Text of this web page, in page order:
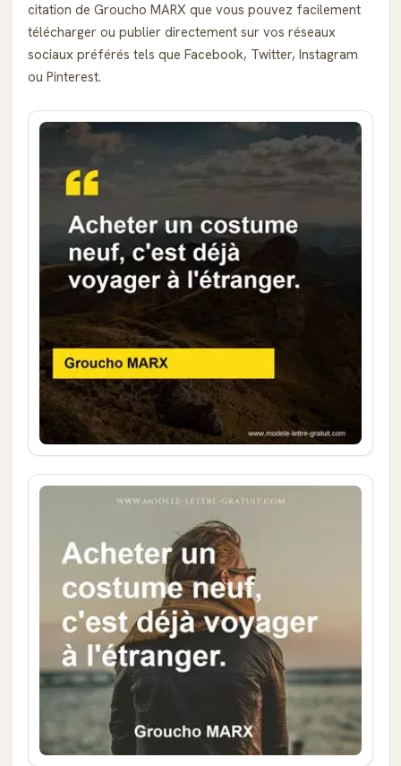
citation de Groucho MARX que vous pouvez facilement
télécharger ou publier directement sur vos réseaux
sociaux préférés tels que Facebook, Twitter, Instagram
ou Pinterest.